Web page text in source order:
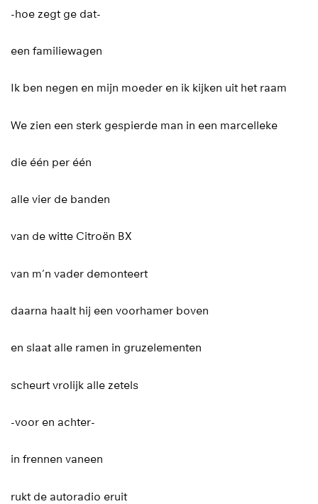
-hoe zegt ge dat-
een familiewagen
Ik ben negen en mijn moeder en ik kijken uit het raam
We zien een sterk gespierde man in een marcelleke
die één per één
alle vier de banden
van de witte Citroën BX
van m’n vader demonteert
daarna haalt hij een voorhamer boven
en slaat alle ramen in gruzelementen
scheurt vrolijk alle zetels
-voor en achter-
in frennen vaneen
rukt de autoradio eruit